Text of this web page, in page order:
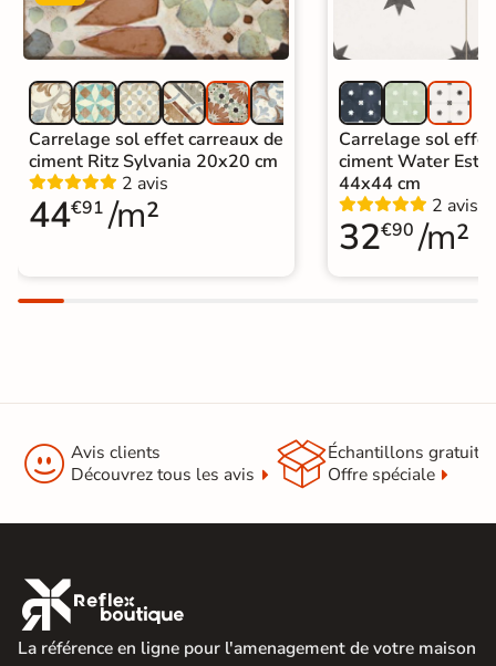
Carrelage sol effet carreaux de
ciment Ritz Sylvania 20x20 cm
2 avis
44€91 /m²
Carrelage sol
ciment Water
44x44 cm
2 avis
32€90 /m²
 Avis clients
Découvrez tous les avis
Échantillons gratuit
Offre spéciale

La référence en ligne pour l'amenagement de votre maison